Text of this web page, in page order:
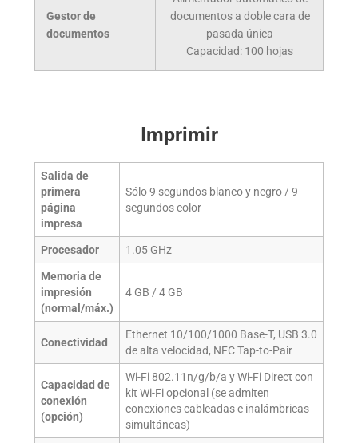
Gestor de
documentos
documentos a doble cara de
pasada única
Capacidad: 100 hojas
Imprimir
Salida de
primera
página
impresa
Sólo 9 segundos blanco y negro / 9
segundos color
Procesador 1.05 GHz
Memoria de
impresión
(normal/máx.)
4 GB / 4 GB
Conectividad
Ethernet 10/100/1000 Base-T, USB 3.0
de alta velocidad, NFC Tap-to-Pair
Capacidad de
conexión
(opción)
Wi-Fi 802.11n/g/b/a y Wi-Fi Direct con
kit Wi-Fi opcional (se admiten
conexiones cableadas e inalámbricas
simultáneas)